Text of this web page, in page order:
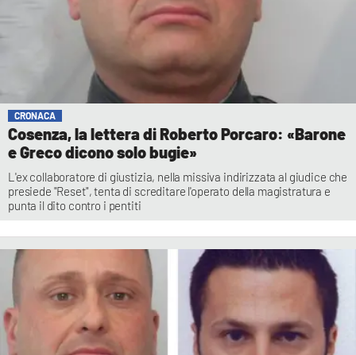
CRONACA
Cosenza, la lettera di Roberto Porcaro: «Barone
e Greco dicono solo bugie»
L'ex collaboratore di giustizia, nella missiva indirizzata al giudice che
presiede "Reset", tenta di screditare l'operato della magistratura e
punta il dito contro i pentiti